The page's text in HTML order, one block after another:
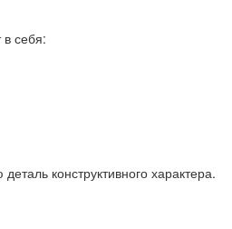
себя:
конструктивного характера.